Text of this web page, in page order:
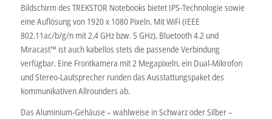
Bildschirm des TREKSTOR Notebooks bietet IPS-Technologie sowie
eine Auflösung von 1920 x 1080 Pixeln. Mit WiFi (IEEE
802.11ac/b/g/n mit 2,4 GHz bzw. 5 GHz), Bluetooth 4.2 und
Miracast™ ist auch kabellos stets die passende Verbindung
verfügbar. Eine Frontkamera mit 2 Megapixeln, ein Dual-Mikrofon
und Stereo-Lautsprecher runden das Ausstattungspaket des
kommunikativen Allrounders ab.
Das Aluminium-Gehäuse – wahlweise in Schwarz oder Silber –